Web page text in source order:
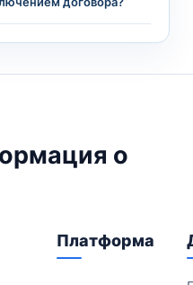
о
Платформа